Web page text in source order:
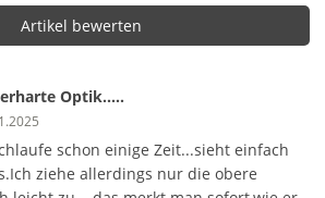
Artikel bewerten
Optik.....
schon einige Zeit...sieht einfach
ziehe allerdings nur die obere